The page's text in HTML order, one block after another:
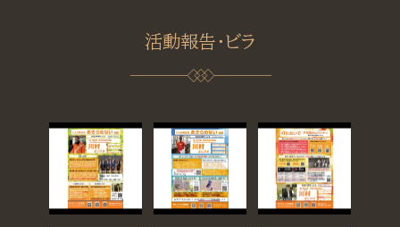
活動報告・ビラ